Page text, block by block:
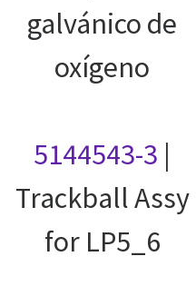
galvánico de
oxígeno
5144543-3 |
Trackball Assy
for LP5_6